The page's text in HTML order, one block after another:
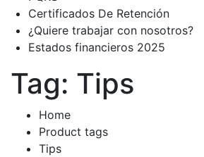
Certificados De Retención
¿Quiere trabajar con nosotros?
Estados financieros 2025
Tag: Tips
Home
Product tags
Tips